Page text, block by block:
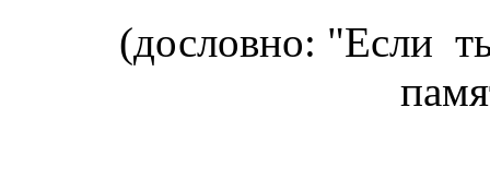
(дословно: "Если